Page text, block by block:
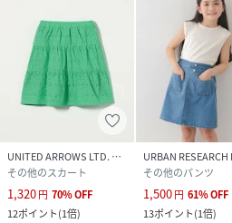
UNITED ARROWS LTD. OUTLET
その他のスカート
1,320円 70%OFF
12ポイント(1倍)
その他のパンツ
1,500円 61%OFF
13ポイント(1倍)